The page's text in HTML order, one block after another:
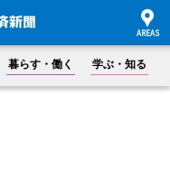
暮らす・働く 学ぶ・知る